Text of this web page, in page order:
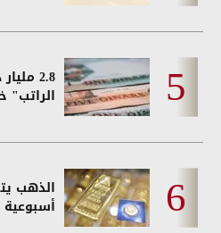
2.8
الراتب"
الذهب
أسبوعية